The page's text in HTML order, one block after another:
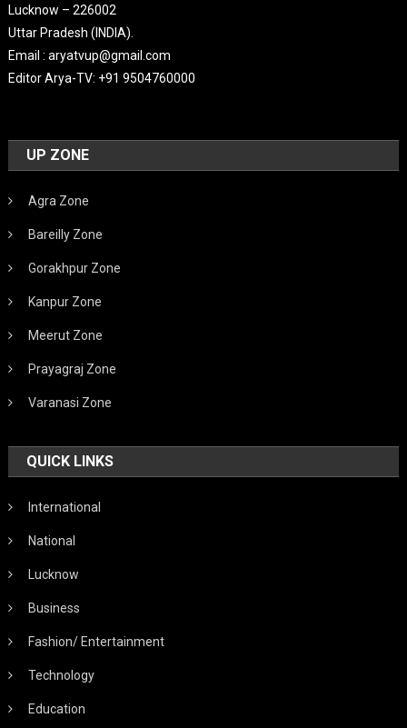
Lucknow – 226002
Uttar Pradesh (INDIA).
Email : aryatvup@gmail.com
Editor Arya-TV: +91 9504760000
UP ZONE
Agra Zone
Bareilly Zone
Gorakhpur Zone
Kanpur Zone
Meerut Zone
Prayagraj Zone
Varanasi Zone
QUICK LINKS
International
National
Lucknow
Business
Fashion/ Entertainment
Technology
Education